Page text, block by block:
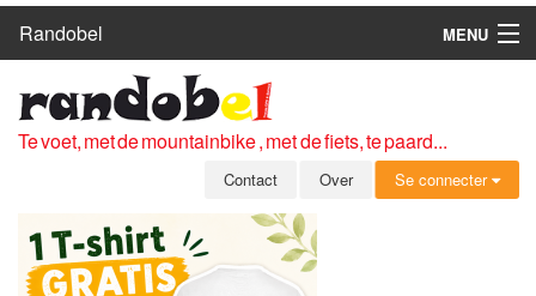
Randobel
MENU
ROUTES
CLUBS
OVER
LEDEN
Te voet, met de mountainbike , met de fiets, te paard...
Contact Over Se connecter